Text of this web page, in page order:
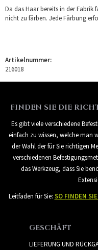
Da das Haar bereits in der
nicht zu färben. Jede Färbung
Artikelnummer:
216018
FINDEN SIE DIE
Es gibt viele verschiedene
einfach zu wissen, welche man
der Wahl der für Sie richtigen
verschiedenen
das Werkzeug, dass Sie
Leitfaden für Sie: SO FINDEN
GESCHÄFT
LIEFERUNG UND